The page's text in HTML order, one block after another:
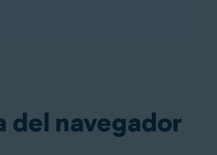
gigabytes de espacio de disco en
del navegador